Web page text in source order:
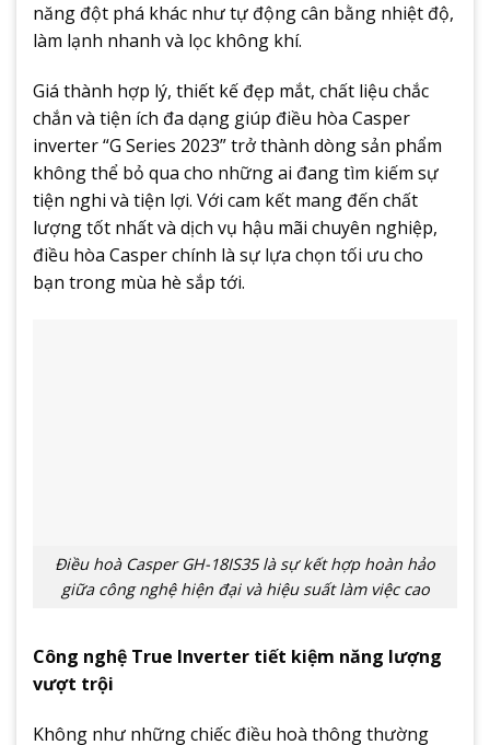
năng đột phá khác như tự động cân bằng nhiệt độ,
làm lạnh nhanh và lọc không khí.
Giá thành hợp lý, thiết kế đẹp mắt, chất liệu chắc
chắn và tiện ích đa dạng giúp điều hòa Casper
inverter “G Series 2023” trở thành dòng sản phẩm
không thể bỏ qua cho những ai đang tìm kiếm sự
tiện nghi và tiện lợi. Với cam kết mang đến chất
lượng tốt nhất và dịch vụ hậu mãi chuyên nghiệp,
điều hòa Casper chính là sự lựa chọn tối ưu cho
bạn trong mùa hè sắp tới.
Điều hoà Casper GH-18IS35 là sự kết hợp hoàn hảo
giữa công nghệ hiện đại và hiệu suất làm việc cao
Công nghệ True Inverter tiết kiệm năng lượng
vượt trội
Không như những chiếc điều hoà thông thường